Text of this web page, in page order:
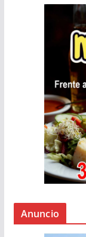
Anuncio